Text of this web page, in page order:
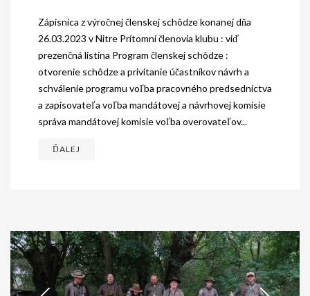
Zápisnica z výročnej členskej schôdze konanej dňa
26.03.2023 v Nitre Prítomní členovia klubu : viď
prezenčná listina Program členskej schôdze :
otvorenie schôdze a privítanie účastníkov návrh a
schválenie programu voľba pracovného predsedníctva
a zapisovateľa voľba mandátovej a návrhovej komisie
správa mandátovej komisie voľba overovateľov...
ĎALEJ